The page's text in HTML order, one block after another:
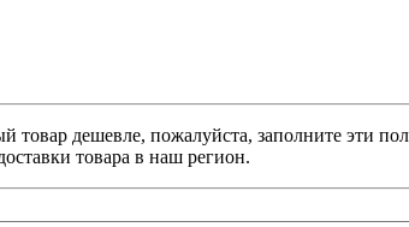
товар дешевле, пожалуйста, заполните эти
товара в наш регион.